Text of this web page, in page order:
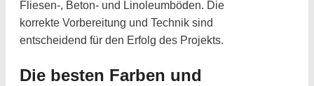
Fliesen-, Beton- und Linoleumböden. Die
korrekte Vorbereitung und Technik sind
entscheidend für den Erfolg des Projekts.
Die besten Farben und